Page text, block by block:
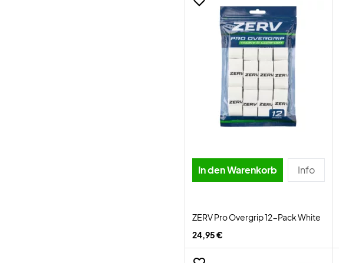
In den Warenkorb Info
ZERV Pro Overgrip 12-Pack White
24,95 €